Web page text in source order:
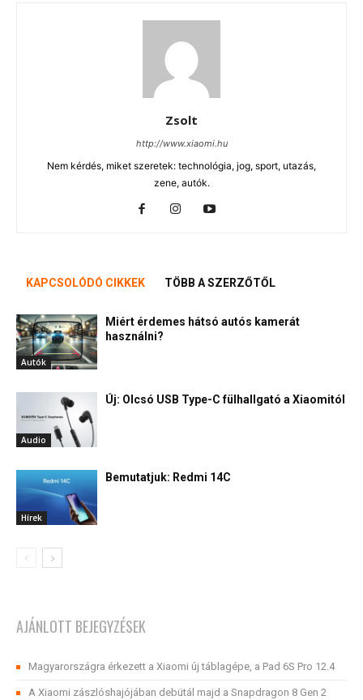
Zsolt
http://www.xiaomi.hu
Nem kérdés, miket szeretek: technológia, jog, sport, utazás,
zene, autók.
KAPCSOLÓDÓ CIKKEK TÖBB A SZERZŐTŐL
Autók
Miért érdemes hátsó autós kamerát
használni?
Audio
Új: Olcsó USB Type-C fülhallgató a Xiaomitól
Hírek
Bemutatjuk: Redmi 14C
AJÁNLOTT BEJEGYZÉSEK
Magyarországra érkezett a Xiaomi új táblagépe, a Pad 6S Pro 12.4
A Xiaomi zászlóshajójában debütál majd a Snapdragon 8 Gen 2